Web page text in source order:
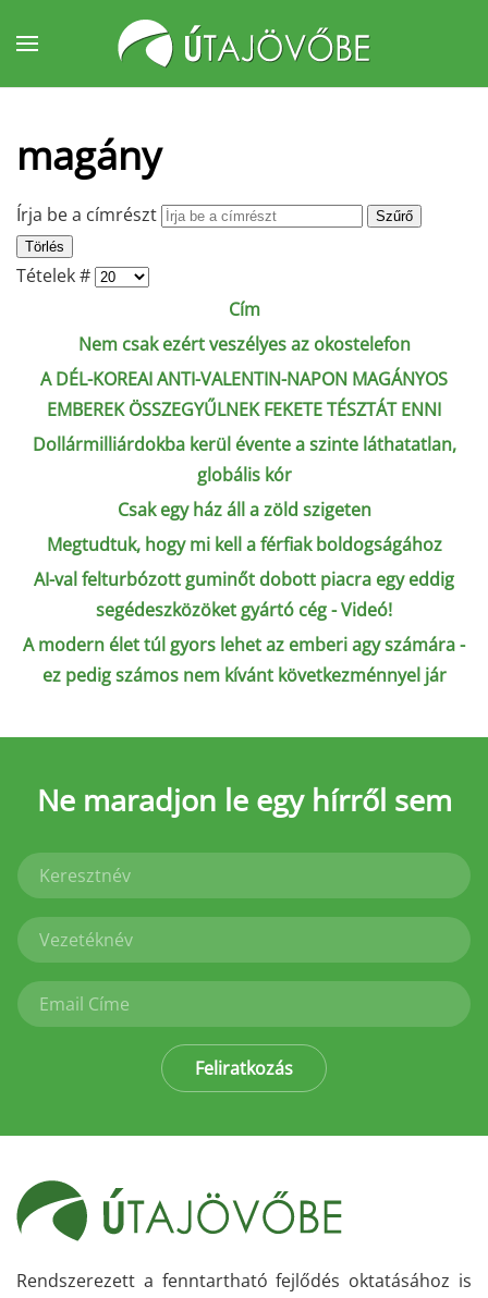
Fő tartalom átugrása
magány
Írja be a címrészt
Szűrő
Törlés
Tételek #
Cím
Nem csak ezért veszélyes az okostelefon
A DÉL-KOREAI ANTI-VALENTIN-NAPON MAGÁNYOS
EMBEREK ÖSSZEGYŰLNEK FEKETE TÉSZTÁT ENNI
Dollármilliárdokba kerül évente a szinte láthatatlan,
globális kór
Csak egy ház áll a zöld szigeten
Megtudtuk, hogy mi kell a férfiak boldogságához
AI-val felturbózott guminőt dobott piacra egy eddig
segédeszközöket gyártó cég - Videó!
A modern élet túl gyors lehet az emberi agy számára -
ez pedig számos nem kívánt következménnyel jár
Ne maradjon le egy hírről sem
Feliratkozás
Rendszerezett a fenntartható fejlődés oktatásához is